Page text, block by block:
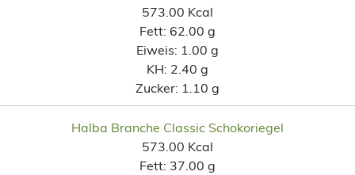
573.00 Kcal
Fett: 62.00 g
Eiweis: 1.00 g
KH: 2.40 g
Zucker: 1.10 g
Halba Branche Classic Schokoriegel
573.00 Kcal
Fett: 37.00 g